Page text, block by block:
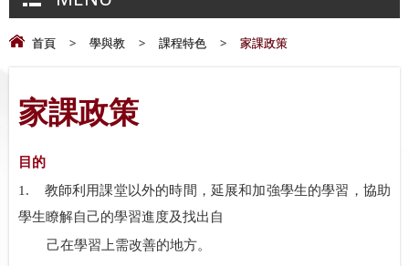
首頁 > 學與教 > 課程特色 > 家課政策
家課政策
目的
1.
教師利用課堂以外的時間，延展和加強學生的學習，協助
學生瞭解自己的學習進度及找出自
己在學習上需改善的地方。